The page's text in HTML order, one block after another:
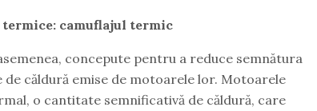
termice: camuflajul termic
concepute pentru a reduce semnătura
de căldură emise de motoarele lor. Motoarele
o cantitate semnificativă de căldură, care